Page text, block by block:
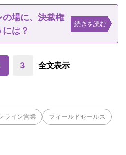
の場に、決裁権
は？
続きを読む
3 全文表示
ライン営業 フィールドセールス